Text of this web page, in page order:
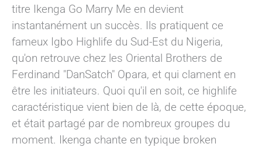
titre Ikenga Go Marry Me en devient
instantanément un succès. Ils pratiquent ce
fameux Igbo Highlife du Sud-Est du Nigeria,
qu'on retrouve chez les Oriental Brothers de
Ferdinand "DanSatch" Opara, et qui clament en
être les initiateurs. Quoi qu'il en soit, ce highlife
caractéristique vient bien de là, de cette époque,
et était partagé par de nombreux groupes du
moment. Ikenga chante en typique broken